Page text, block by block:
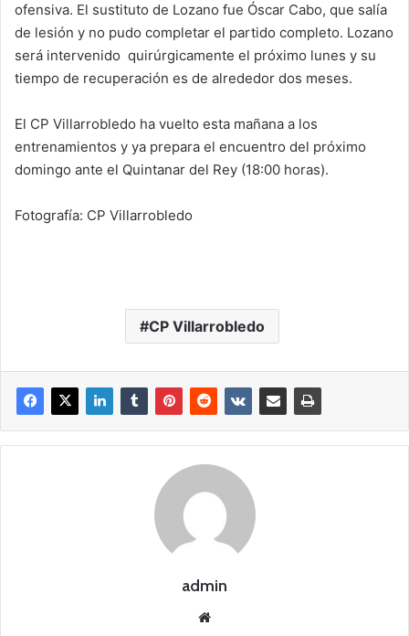
ofensiva. El sustituto de Lozano fue Óscar Cabo, que salía
de lesión y no pudo completar el partido completo. Lozano
será intervenido quirúrgicamente el próximo lunes y su
tiempo de recuperación es de alrededor dos meses.
El CP Villarrobledo ha vuelto esta mañana a los
entrenamientos y ya prepara el encuentro del próximo
domingo ante el Quintanar del Rey (18:00 horas).
Fotografía: CP Villarrobledo
CP Villarrobledo
admin